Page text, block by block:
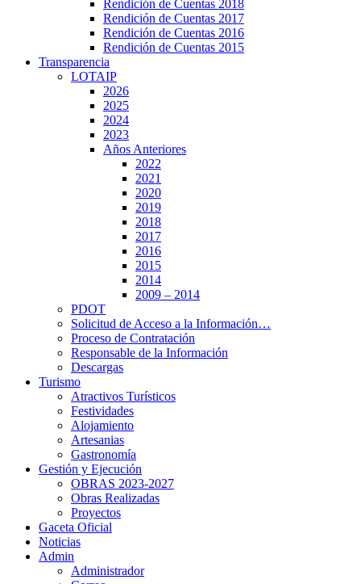
Rendición de Cuentas 2018
Rendición de Cuentas 2017
Rendición de Cuentas 2016
Rendición de Cuentas 2015
Transparencia
LOTAIP
2026
2025
2024
2023
Años Anteriores
2022
2021
2020
2019
2018
2017
2016
2015
2014
2009 – 2014
PDOT
Solicitud de Acceso a la Información…
Proceso de Contratación
Responsable de la Información
Descargas
Turismo
Atractivos Turísticos
Festividades
Alojamiento
Artesanias
Gastronomía
Gestión y Ejecución
OBRAS 2023-2027
Obras Realizadas
Proyectos
Gaceta Oficial
Noticias
Admin
Administrador